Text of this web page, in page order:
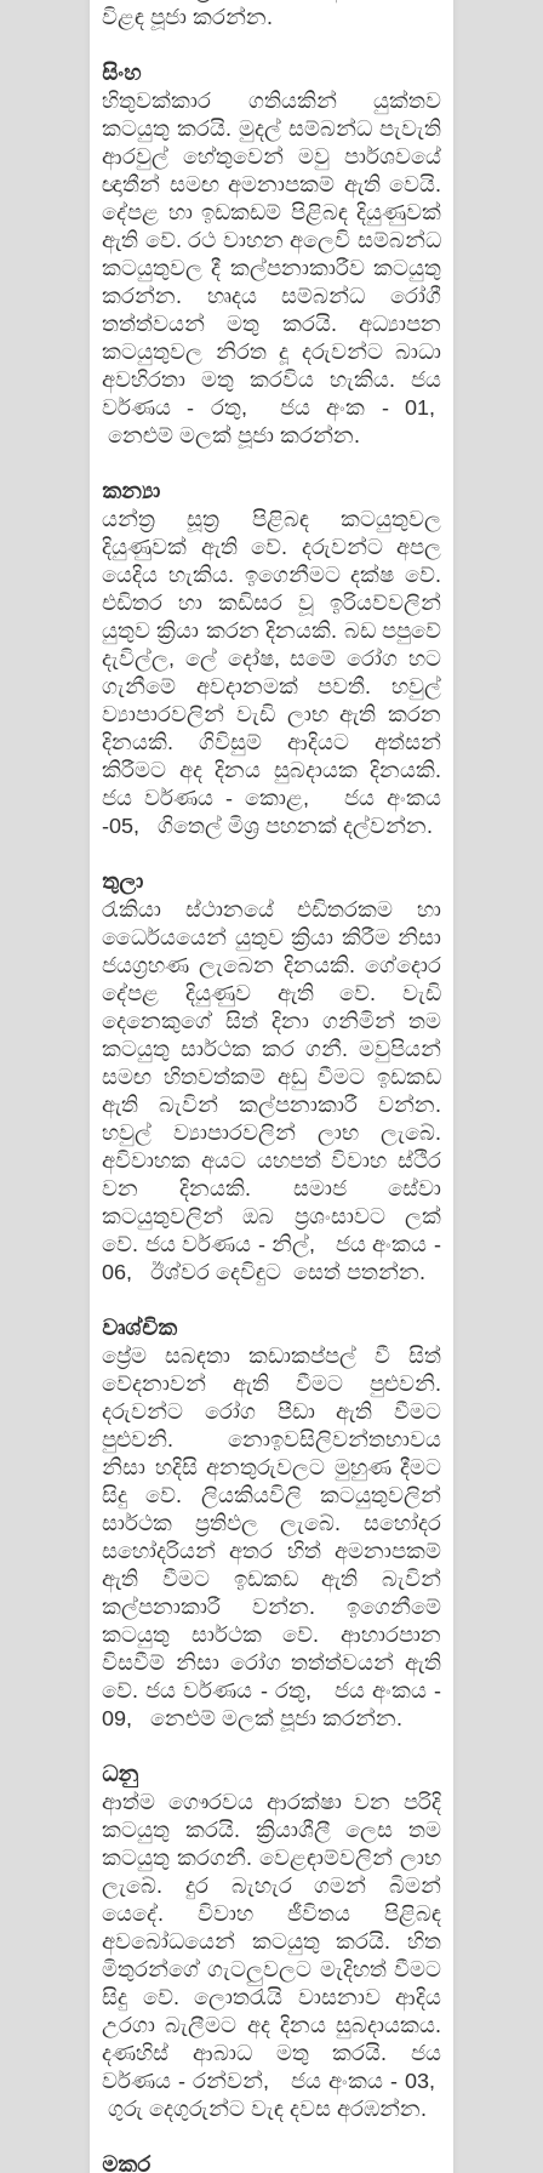
විළඳ පූජා කරන්න.
සිංහ
හිතුවක්කාර ගතියකින් යුක්තව
කටයුතු කරයි. මුදල් සම්බන්ධ පැවැති
ආරවුල් හේතුවෙන් මවු පාර්ශවයේ
ඥාතීන් සමඟ අමනාපකම් ඇති වෙයි.
දේපළ හා ඉඩකඩම් පිළිබඳ දියුණුවක්
ඇති වේ. රථ වාහන අලෙවි සම්බන්ධ
කටයුතුවල දී කල්පනාකාරීව කටයුතු
කරන්න. හෘදය සම්බන්ධ රෝගී
තත්ත්වයන් මතු කරයි. අධ්‍යාපන
කටයුතුවල නිරත දූ දරුවන්ට බාධා
අවහිරතා මතු කරවිය හැකිය. ජය
වර්ණය - රතු, ජය අංක - 01,
නෙළුම් මලක් පූජා කරන්න.
කන්‍යා
යන්ත්‍ර සූත්‍ර පිළිබඳ කටයුතුවල
දියුණුවක් ඇති වේ. දරුවන්ට අපල
යෙදිය හැකිය. ඉගෙනීමට දක්ෂ වේ.
එඩිතර හා කඩිසර වූ ඉරියව්වලින්
යුතුව ක්‍රියා කරන දිනයකි. බඩ පපුවේ
දැවිල්ල, ලේ දෝෂ, සමේ රෝග හට
ගැනීමේ අවදානමක් පවතී. හවුල්
ව්‍යාපාරවලින් වැඩි ලාභ ඇති කරන
දිනයකි. ගිවිසුම් ආදියට අත්සන්
කිරීමට අද දිනය සුබදායක දිනයකි.
ජය වර්ණය - කොළ, ජය අංකය
-05, ගිතෙල් මිශ්‍ර පහනක් දල්වන්න.
තුලා
රැකියා ස්ථානයේ එඩිතරකම හා
ධෛර්යයෙන් යුතුව ක්‍රියා කිරීම නිසා
ජයග්‍රහණ ලැබෙන දිනයකි. ගේදොර
දේපළ දියුණුව ඇති වේ. වැඩි
දෙනෙකුගේ සිත් දිනා ගනිමින් තම
කටයුතු සාර්ථක කර ගනී. මවුපියන්
සමඟ හිතවත්කම් අඩු වීමට ඉඩකඩ
ඇති බැවින් කල්පනාකාරී වන්න.
හවුල් ව්‍යාපාරවලින් ලාභ ලැබේ.
අවිවාහක අයට යහපත් විවාහ ස්ථි‍ර
වන දිනයකි. සමාජ සේවා
කටයුතුවලින් ඔබ ප්‍රශංසාවට ලක්
වේ. ජය වර්ණය - නිල්, ජය අංකය -
06, ඊශ්වර දෙවිඳුට සෙත් පතන්න.
වෘශ්චික
ප්‍රේම සබඳතා කඩාකප්පල් වී සිත්
වේදනාවන් ඇති වීමට පුළුවනි.
දරුවන්ට රෝග පීඩා ඇති වීමට
පුළුවනි. නොඉවසිලිවන්තභාවය
නිසා හදිසි අනතුරුවලට මුහුණ දීමට
සිදු වේ. ලියකියවිලි කටයුතුවලින්
සාර්ථක ප්‍රතිඵල ලැබේ. සහෝදර
සහෝදරියන් අතර හිත් අමනාපකම්
ඇති වීමට ඉඩකඩ ඇති බැවින්
කල්පනාකාරී වන්න. ඉගෙනීමේ
කටයුතු සාර්ථක වේ. ආහාරපාන
විසවීම් නිසා රෝග තත්ත්වයන් ඇති
වේ. ජය වර්ණය - රතු, ජය අංකය -
09, නෙළුම් මලක් පූජා කරන්න.
ධනු
ආත්ම ගෞරවය ආරක්ෂා වන පරිදි
කටයුතු කරයි. ක්‍රියාශීලී ලෙස තම
කටයුතු කරගනී. වෙළඳාම්වලින් ලාභ
ලැබේ. දුර බැහැර ගමන් බිමන්
යෙදේ. විවාහ ජීවිතය පිළිබඳ
අවබෝධයෙන් කටයුතු කරයි. හිත
මිතුරන්ගේ ගැටලුවලට මැදිහත් වීමට
සිදු වේ. ලොතරැයි වාසනාව ආදිය
උරගා බැලීමට අද දිනය සුබදායකය.
දණහිස් ආබාධ මතු කරයි. ජය
වර්ණය - රන්වන්, ජය අංකය - 03,
ගුරු දෙගුරුන්ට වැඳ දවස අරඹන්න.
මකර